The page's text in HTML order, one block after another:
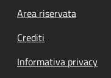
Footer menu
Area riservata
Crediti
Informativa privacy